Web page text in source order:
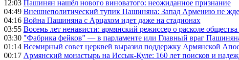
12:03 Пашинян нашёл нового виноватого: неожиданное признание
04:49 Внешнеполитический тупик Пашиняна: Запад Армению не
04:16 Война Пашиняна с Арцахом идет даже на стадионах
03:55 Восемь лет ненависти: армянский режиссер о расколе
03:30 "Фабрика фейков" — в парламенте или Главный враг
01:14 Всемирный совет церквей выразил поддержку Армянской
00:17 Армянский монастырь на Иссык-Куле: 160 лет поисков и